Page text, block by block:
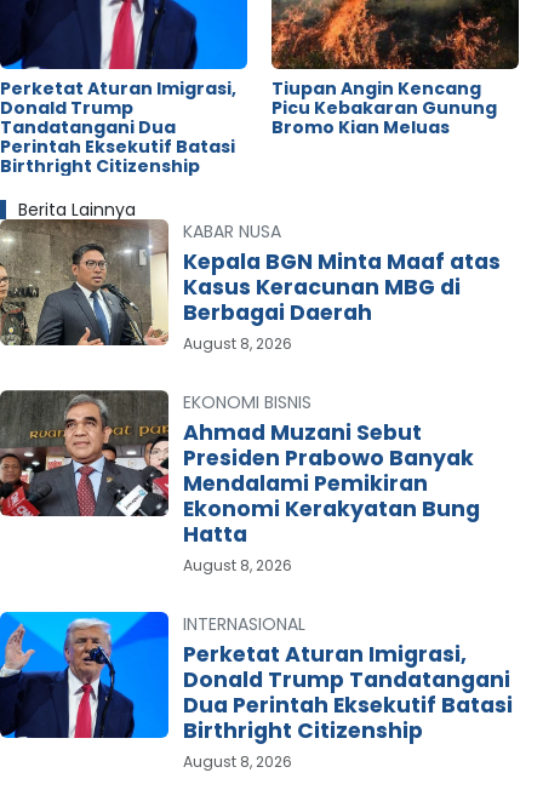
Perketat Aturan Imigrasi,
Donald Trump
Tandatangani Dua
Perintah Eksekutif Batasi
Birthright Citizenship
Tiupan Angin Kencang
Picu Kebakaran Gunung
Bromo Kian Meluas
Berita Lainnya
KABAR NUSA
Kepala BGN Minta Maaf atas
Kasus Keracunan MBG di
Berbagai Daerah
August 8, 2026
EKONOMI BISNIS
Ahmad Muzani Sebut
Presiden Prabowo Banyak
Mendalami Pemikiran
Ekonomi Kerakyatan Bung
Hatta
August 8, 2026
INTERNASIONAL
Perketat Aturan Imigrasi,
Donald Trump Tandatangani
Dua Perintah Eksekutif Batasi
Birthright Citizenship
August 8, 2026